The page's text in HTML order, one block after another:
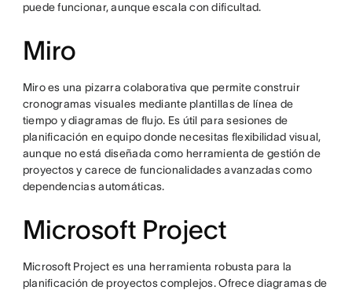
puede funcionar, aunque escala con dificultad.
Miro
Miro es una pizarra colaborativa que permite construir
cronogramas visuales mediante plantillas de línea de
tiempo y diagramas de flujo. Es útil para sesiones de
planificación en equipo donde necesitas flexibilidad visual,
aunque no está diseñada como herramienta de gestión de
proyectos y carece de funcionalidades avanzadas como
dependencias automáticas.
Microsoft Project
Microsoft Project es una herramienta robusta para la
planificación de proyectos complejos. Ofrece diagramas de